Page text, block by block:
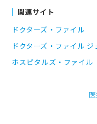
関連サイト
ドクターズ・ファイル
ドクターズ・ファイル ジ
ホスピタルズ・ファイル